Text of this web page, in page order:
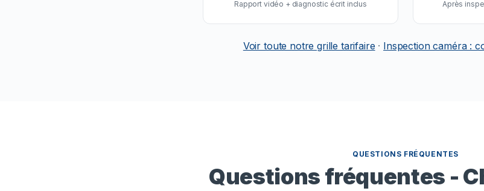
Rapport vidéo + diagnostic écrit inclus Après
Voir toute notre grille tarifaire · Inspection caméra :
QUESTIONS FRÉQUENTES
Questions fréquentes -